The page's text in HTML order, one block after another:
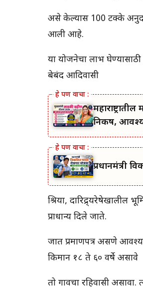
असे केल्यास 100 टक्के
आली आहे.
या योजनेचा लाभ घेण्यासाठी
बेबंद आदिवासी
निकष,
प्रधानमंत्री
श्रिया, दारिद्र्यरेषेखालील
प्राधान्य दिले जाते.
जात प्रमाणपत्र असणे
किमान १८ ते ६० वर्षे असावे
तो गावचा रहिवासी असावा.